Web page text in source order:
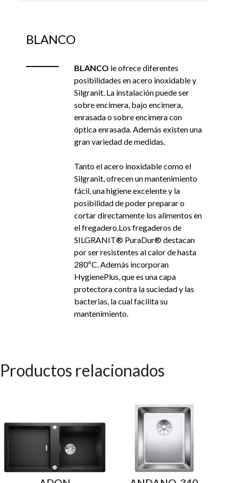
BLANCO
BLANCO le ofrece diferentes
posibilidades en acero inoxidable y
Silgranit. La instalación puede ser
sobre encimera, bajo encimera,
enrasada o sobre encimera con
óptica enrasada. Además existen una
gran variedad de medidas.
Tanto el acero inoxidable como el
Silgranit, ofrecen un mantenimiento
fácil, una higiene excelente y la
posibilidad de poder preparar o
cortar directamente los alimentos en
el fregadero.Los fregaderos de
SILGRANIT® PuraDur® destacan
por ser resistentes al calor de hasta
280ºC. Además incorporan
HygienePlus, que es una capa
protectora contra la suciedad y las
bacterias, la cual facilita su
mantenimiento.
Productos relacionados